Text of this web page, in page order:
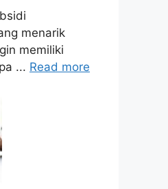
menarik
memiliki
... Read more